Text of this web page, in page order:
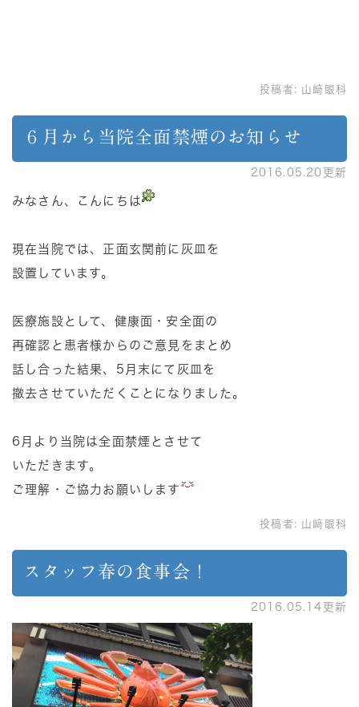
投稿者: 山﨑眼科
６月から当院全面禁煙のお知らせ
2016.05.20更新
みなさん、こんにちは
現在当院では、正面玄関前に灰皿を
設置しています。
医療施設として、健康面・安全面の
再確認と患者様からのご意見をまとめ
話し合った結果、5月末にて灰皿を
撤去させていただくことになりました。
6月より当院は全面禁煙とさせて
いただきます。
ご理解・ご協力お願いします
投稿者: 山﨑眼科
スタッフ春の食事会！
2016.05.14更新